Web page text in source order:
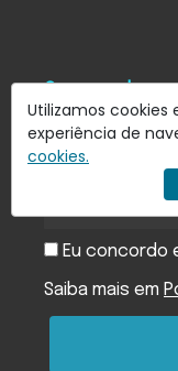
Utilizamos cookies
experiência de
cookies.
Quer receber
e-mail?
Assine nossa
em seu e-mail
Eu concordo
Saiba mais em